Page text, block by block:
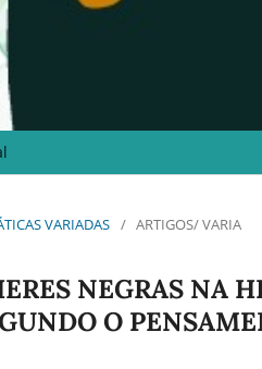
VARIADAS / ARTIGOS/ VARIA
NEGRAS NA
O